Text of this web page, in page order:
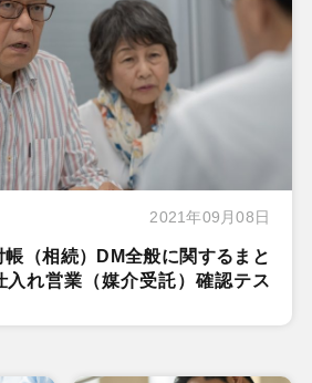
2021年09月08日
帳（相続）DM全般に関するまと
入れ営業（媒介受託）確認テス